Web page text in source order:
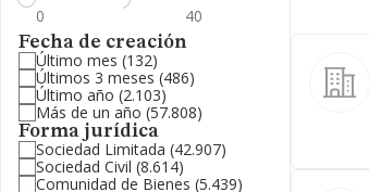
Fecha de creación
Último mes (132)
Últimos 3 meses (486)
Último año (2.103)
Más de un año (57.808)
Forma jurídica
Sociedad Limitada (42.907)
Sociedad Civil (8.614)
Comunidad de Bienes (5.439)